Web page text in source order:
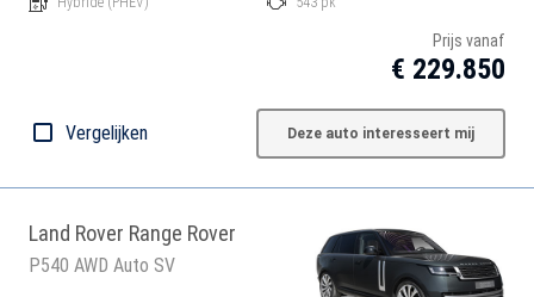
Prijs vanaf
€ 229.850
Vergelijken Deze auto interesseert mij
Land Rover Range Rover
P540 AWD Auto SV